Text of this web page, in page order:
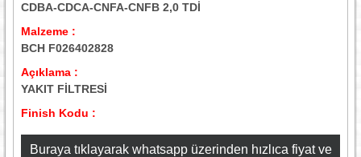
CDBA-CDCA-CNFA-CNFB 2,0 TDİ
Malzeme :
BCH F026402828
Açıklama :
YAKIT FİLTRESİ
Finish Kodu :
Buraya tıklayarak whatsapp üzerinden hızlıca fiyat ve